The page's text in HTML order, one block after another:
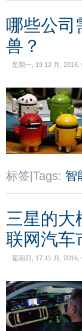
哪些公司
兽？
星期一, 19 12 月, 2016,
标签|Tags: 智
三星的大
联网汽车
星期四, 17 11 月, 2016,